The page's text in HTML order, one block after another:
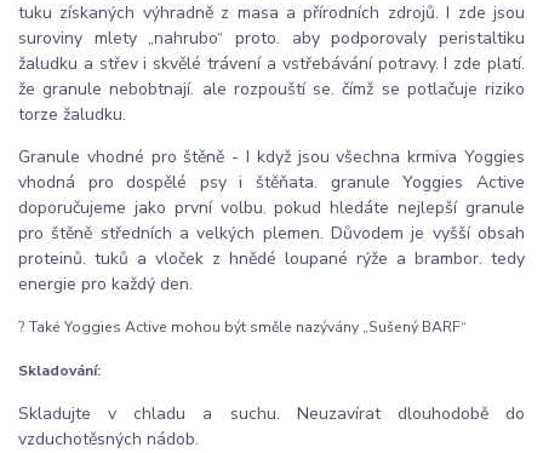
tuku získaných výhradně z masa a přírodních zdrojů. I zde jsou
suroviny mlety „nahrubo“ proto. aby podporovaly peristaltiku
žaludku a střev i skvělé trávení a vstřebávání potravy. I zde platí.
že granule nebobtnají. ale rozpouští se. čímž se potlačuje riziko
torze žaludku.
Granule vhodné pro štěně - I když jsou všechna krmiva Yoggies
vhodná pro dospělé psy i štěňata. granule Yoggies Active
doporučujeme jako první volbu. pokud hledáte nejlepší granule
pro štěně středních a velkých plemen. Důvodem je vyšší obsah
proteinů. tuků a vloček z hnědé loupané rýže a brambor. tedy
energie pro každý den.
? Také Yoggies Active mohou být směle nazývány „Sušený BARF“
Skladování:
Skladujte v chladu a suchu. Neuzavírat dlouhodobě do
vzduchotěsných nádob.